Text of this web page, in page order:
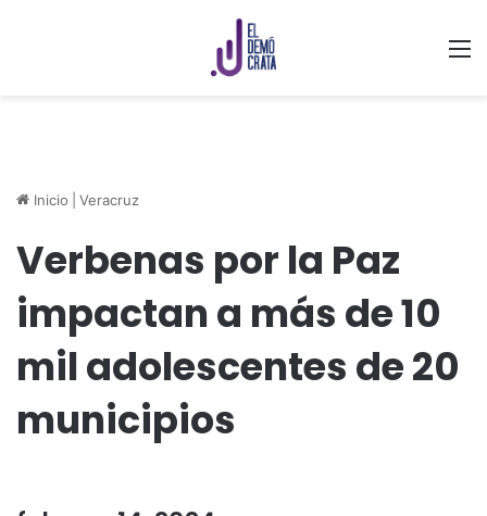
Inicio Veracruz
Verbenas por la Paz
impactan a más de 10
mil adolescentes de 20
municipios